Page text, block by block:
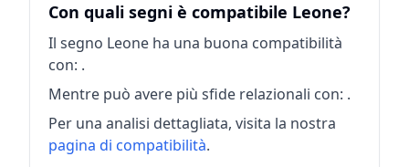
Con quali segni è compatibile Leone?
Il segno Leone ha una buona compatibilità
con: .
Mentre può avere più sfide relazionali con: .
Per una analisi dettagliata, visita la nostra
pagina di compatibilità.